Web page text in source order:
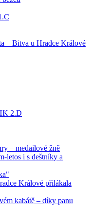
– Bitva u Hradce Králové
2.D
– medailové žně
letos i s deštníky a
Králové přilákala
kabátě – díky panu